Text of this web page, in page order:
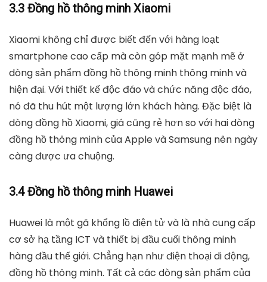
3.3 Đồng hồ thông minh Xiaomi
Xiaomi không chỉ được biết đến với hàng loạt
smartphone cao cấp mà còn góp mặt mạnh mẽ ở
dòng sản phẩm đồng hồ thông minh thông minh và
hiện đại. Với thiết kế độc đáo và chức năng độc đáo,
nó đã thu hút một lượng lớn khách hàng. Đặc biệt là
dòng đồng hồ Xiaomi, giá cũng rẻ hơn so với hai dòng
đồng hồ thông minh của Apple và Samsung nên ngày
càng được ưa chuộng.
3.4 Đồng hồ thông minh Huawei
Huawei là một gã khổng lồ điện tử và là nhà cung cấp
cơ sở hạ tầng ICT và thiết bị đầu cuối thông minh
hàng đầu thế giới. Chẳng hạn như điện thoại di động,
đồng hồ thông minh. Tất cả các dòng sản phẩm của